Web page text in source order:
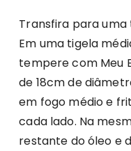
Transfira para uma
Em uma tigela
tempere com Meu
de 18cm de
em fogo médio e
cada lado. Na
restante do óleo e